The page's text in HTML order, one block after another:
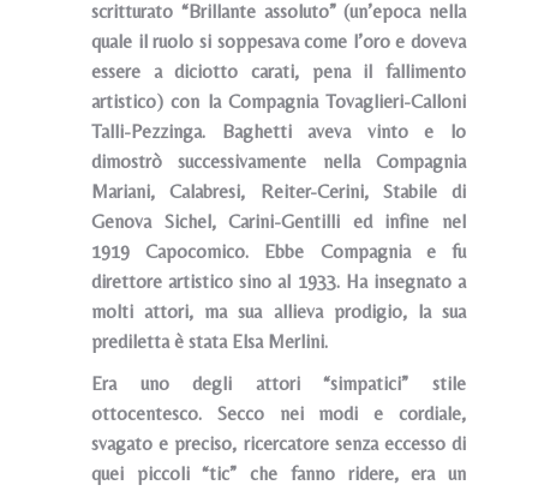
scritturato “Brillante assoluto” (un’epoca nella
quale il ruolo si soppesava come l’oro e doveva
essere a diciotto carati, pena il fallimento
artistico) con la Compagnia Tovaglieri-Calloni
Talli-Pezzinga. Baghetti aveva vinto e lo
dimostrò successivamente nella Compagnia
Mariani, Calabresi, Reiter-Cerini, Stabile di
Genova Sichel, Carini-Gentilli ed infine nel
1919 Capocomico. Ebbe Compagnia e fu
direttore artistico sino al 1933. Ha insegnato a
molti attori, ma sua allieva prodigio, la sua
prediletta è stata Elsa Merlini.
Era uno degli attori “simpatici” stile
ottocentesco. Secco nei modi e cordiale,
svagato e preciso, ricercatore senza eccesso di
quei piccoli “tic” che fanno ridere, era un